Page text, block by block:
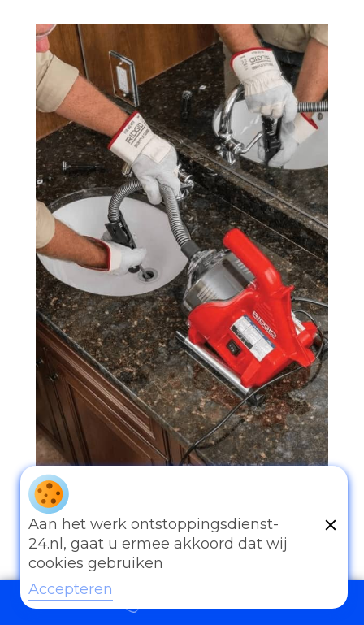
097006521500
Andere diensten
Aan het werk ontstoppingsdienst-
24.nl, gaat u ermee akkoord dat wij
cookies gebruiken
Accepteren